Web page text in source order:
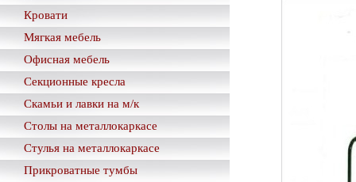
Кровати
Мягкая мебель
Офисная мебель
Секционные кресла
Скамьи и лавки на м/к
Столы на металлокаркасе
Стулья на металлокаркасе
Прикроватные тумбы